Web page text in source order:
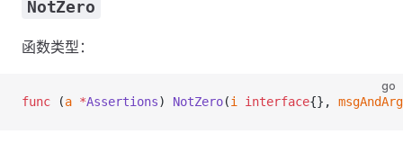
NotZero
函数类型：
go
func (a *Assertions) NotZero(i interface{},